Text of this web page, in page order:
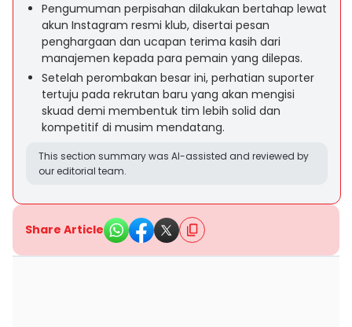
Pengumuman perpisahan dilakukan bertahap lewat
akun Instagram resmi klub, disertai pesan
penghargaan dan ucapan terima kasih dari
manajemen kepada para pemain yang dilepas.
Setelah perombakan besar ini, perhatian suporter
tertuju pada rekrutan baru yang akan mengisi
skuad demi membentuk tim lebih solid dan
kompetitif di musim mendatang.
This section summary was AI-assisted and reviewed by
our editorial team.
Share Article